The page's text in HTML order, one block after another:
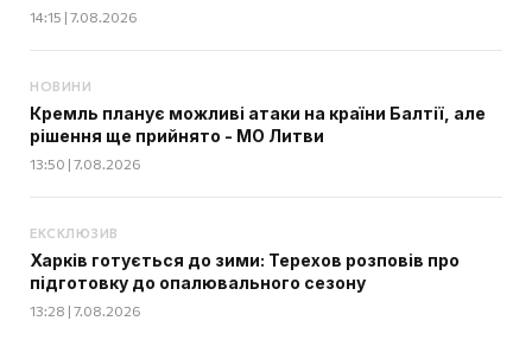
14:15 | 7.08.2026
НОВИНИ
Кремль планує можливі атаки на країни Балтії, але
рішення ще прийнято - МО Литви
13:50 | 7.08.2026
ЕКСКЛЮЗИВ
Харків готується до зими: Терехов розповів про
підготовку до опалювального сезону
13:28 | 7.08.2026